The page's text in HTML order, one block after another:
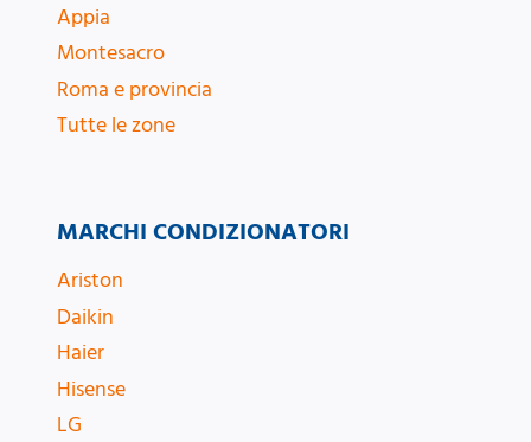
Appia
Montesacro
Roma e provincia
Tutte le zone
MARCHI CONDIZIONATORI
Ariston
Daikin
Haier
Hisense
LG